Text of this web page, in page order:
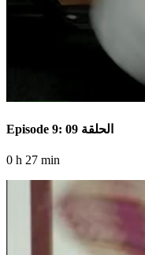
Episode 9: الحلقة 09
0 h 27 min